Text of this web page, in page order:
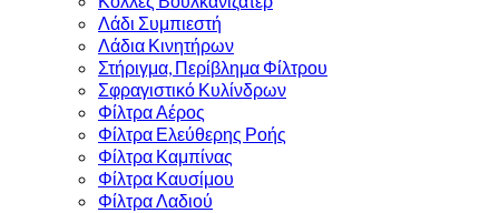
Λάδι Συμπιεστή
Λάδια Κινητήρων
Στήριγμα, Περίβλημα Φίλτρου
Σφραγιστικό Κυλίνδρων
Φίλτρα Αέρος
Φίλτρα Ελεύθερης Ροής
Φίλτρα Καμπίνας
Φίλτρα Καυσίμου
Φίλτρα Λαδιού